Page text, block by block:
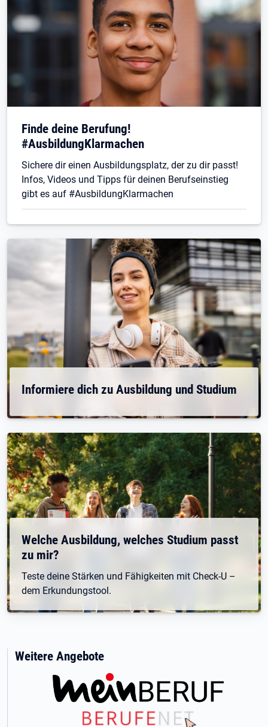
Finde deine Berufung!
#AusbildungKlarmachen
Sichere dir einen Ausbildungsplatz, der zu dir passt!
Infos, Videos und Tipps für deinen Berufseinstieg
gibt es auf #AusbildungKlarmachen
Informiere dich zu Ausbildung und Studium
Welche Ausbildung, welches Studium passt
zu mir?
Teste deine Stärken und Fähigkeiten mit Check-U –
dem Erkundungstool.
Weitere Angebote